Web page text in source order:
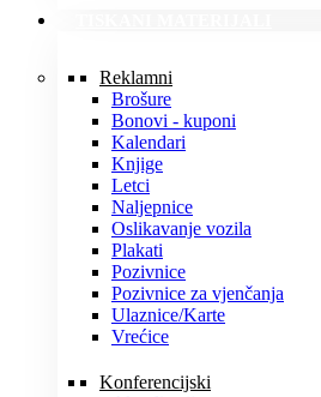
Reklamni
Brošure
Bonovi - kuponi
Kalendari
Knjige
Letci
Naljepnice
Oslikavanje vozila
Plakati
Pozivnice
Pozivnice za vjenčanja
Ulaznice/Karte
Vrećice
Konferencijski